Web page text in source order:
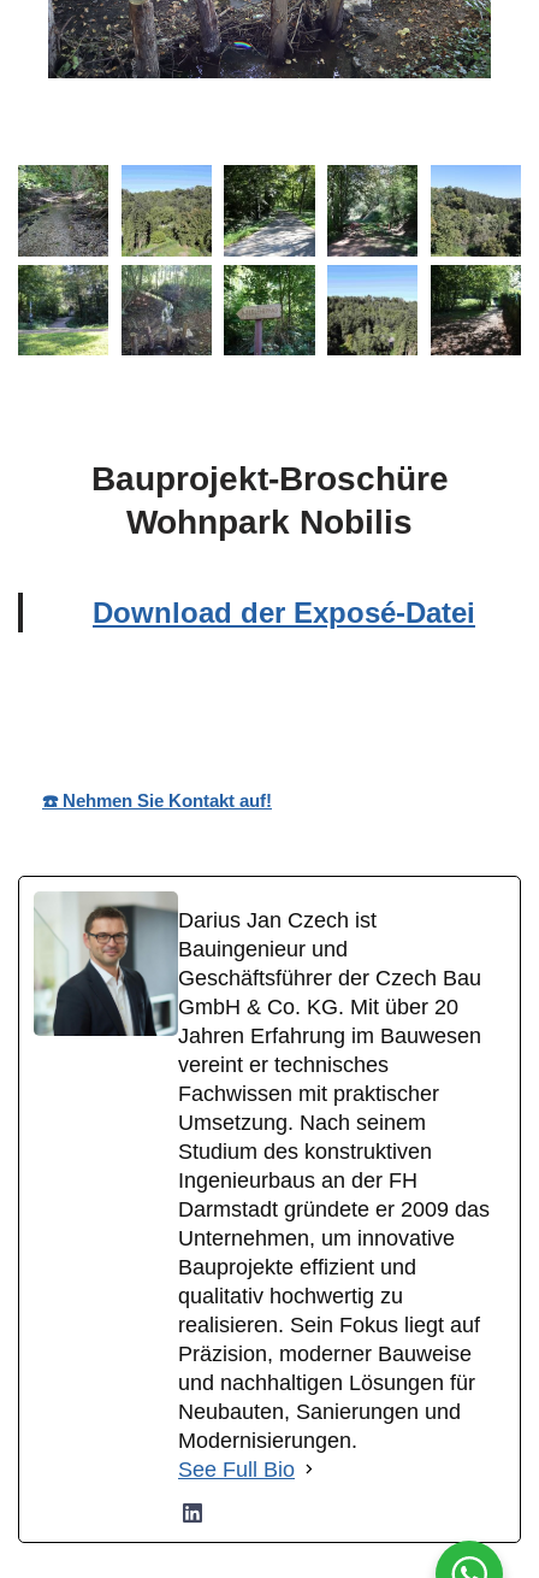
Bauprojekt-Broschüre
Wohnpark Nobilis
Download der Exposé-Datei
☎️ Nehmen Sie Kontakt auf!
Darius Jan Czech ist
Bauingenieur und
Geschäftsführer der Czech Bau
GmbH & Co. KG. Mit über 20
Jahren Erfahrung im Bauwesen
vereint er technisches
Fachwissen mit praktischer
Umsetzung. Nach seinem
Studium des konstruktiven
Ingenieurbaus an der FH
Darmstadt gründete er 2009 das
Unternehmen, um innovative
Bauprojekte effizient und
qualitativ hochwertig zu
realisieren. Sein Fokus liegt auf
Präzision, moderner Bauweise
und nachhaltigen Lösungen für
Neubauten, Sanierungen und
Modernisierungen.
See Full Bio